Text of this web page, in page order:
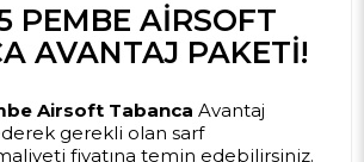
PEMBE AIRSOFT
AVANTAJ PAKETI!
Airsoft Tabanca Avantaj
gerekli olan sarf
fiyatına temin edebilirsiniz.